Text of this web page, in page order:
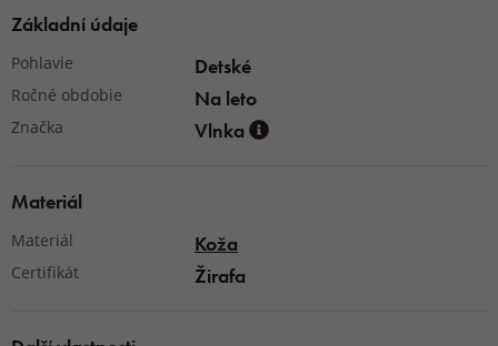
Základní údaje
Pohlavie Detské
Ročné obdobie Na leto
Značka Vlnka
Materiál
Materiál Koža
Certifikát Žirafa